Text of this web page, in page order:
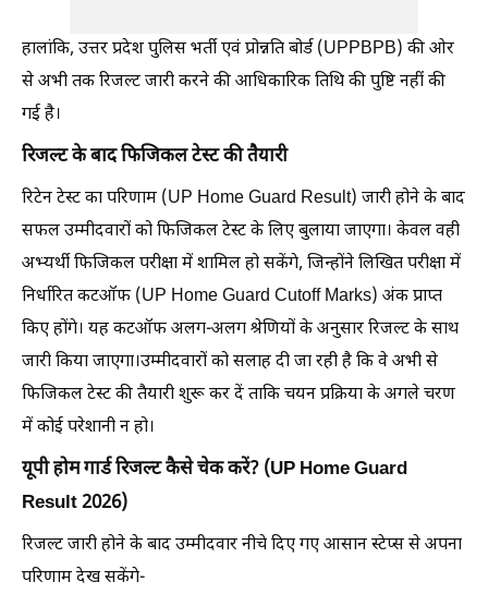
हालांकि, उत्तर प्रदेश पुलिस भर्ती एवं प्रोन्नति बोर्ड (UPPBPB) की ओर
से अभी तक रिजल्ट जारी करने की आधिकारिक तिथि की पुष्टि नहीं की
गई है।
रिजल्ट के बाद फिजिकल टेस्ट की तैयारी
रिटेन टेस्ट का परिणाम (UP Home Guard Result) जारी होने के बाद
सफल उम्मीदवारों को फिजिकल टेस्ट के लिए बुलाया जाएगा। केवल वही
अभ्यर्थी फिजिकल परीक्षा में शामिल हो सकेंगे, जिन्होंने लिखित परीक्षा में
निर्धारित कटऑफ (UP Home Guard Cutoff Marks) अंक प्राप्त
किए होंगे। यह कटऑफ अलग-अलग श्रेणियों के अनुसार रिजल्ट के साथ
जारी किया जाएगा।उम्मीदवारों को सलाह दी जा रही है कि वे अभी से
फिजिकल टेस्ट की तैयारी शुरू कर दें ताकि चयन प्रक्रिया के अगले चरण
में कोई परेशानी न हो।
यूपी होम गार्ड रिजल्ट कैसे चेक करें? (UP Home Guard
Result 2026)
रिजल्ट जारी होने के बाद उम्मीदवार नीचे दिए गए आसान स्टेप्स से अपना
परिणाम देख सकेंगे-